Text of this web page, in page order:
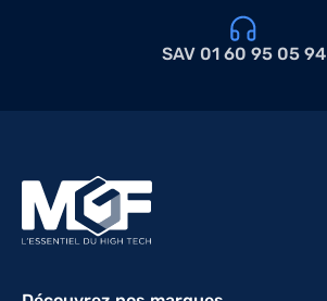
SAV 01 60 95 05 94